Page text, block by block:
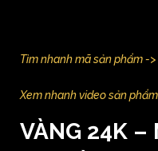
Tìm nhanh mã sản phẩm -
Xem nhanh video sản
VÀNG 24K –